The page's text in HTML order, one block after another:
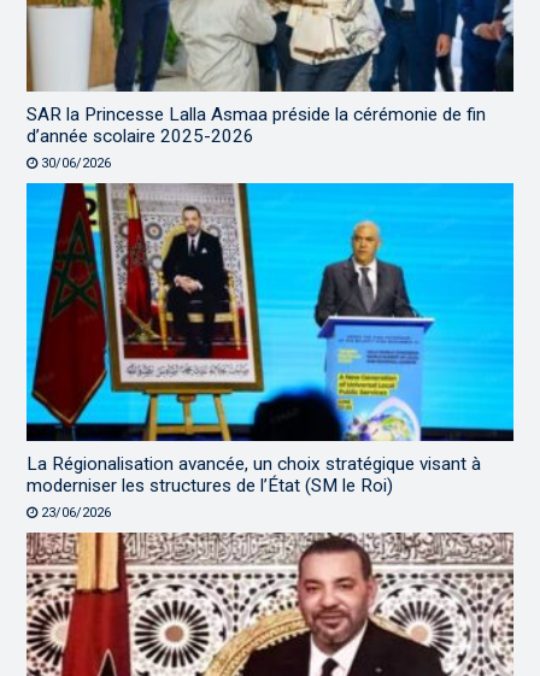
SAR la Princesse Lalla Asmaa préside la cérémonie de fin
d’année scolaire 2025-2026
30/06/2026
La Régionalisation avancée, un choix stratégique visant à
moderniser les structures de l’État (SM le Roi)
23/06/2026